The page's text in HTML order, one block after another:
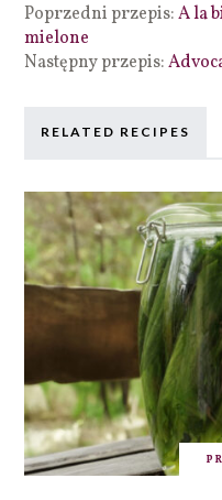
Poprzedni przepis:A la
mielone
Następny przepis:
RELATED RECIPES